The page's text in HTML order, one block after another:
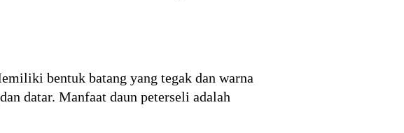
bentuk batang yang tegak dan warna
datar. Manfaat daun peterseli adalah